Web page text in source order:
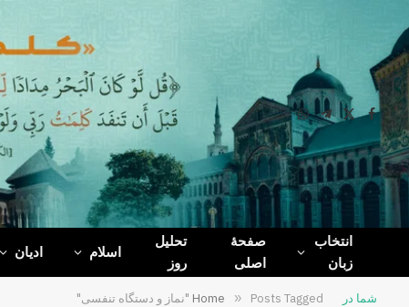
Facebook
X
(Twitter)
Telegram
WhatsApp
انتخاب
زبان
صفحۀ
اصلی
تحلیل
روز
اسلام ادیان
شما در Home » Posts Tagged "نماز و دستگاه تنفسی"